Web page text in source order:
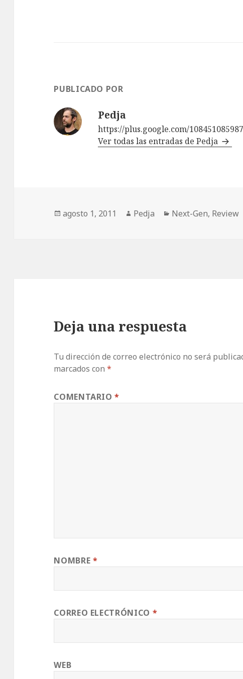
PUBLICADO POR
Pedja
https://plus.google.com/
Ver todas las entradas de Pedja
Publicado
agosto 1, 2011 Autor
Pedja Categorías
Next-Gen, Review
Deja una respuesta
Tu dirección de correo electrónico no será
marcados con*
COMENTARIO*
NOMBRE *
CORREO ELECTRÓNICO *
WEB